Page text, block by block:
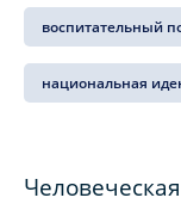
воспитательный
национальная